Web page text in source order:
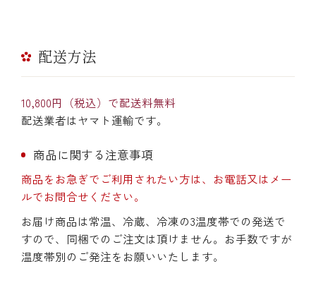
配送方法
10,800円（税込）で配送料無料
配送業者はヤマト運輸です。
商品に関する注意事項
商品をお急ぎでご利用されたい方は、お電話又はメー
ルでお問合せください。
お届け商品は常温、冷蔵、冷凍の3温度帯での発送で
すので、同梱でのご注文は頂けません。お手数ですが
温度帯別のご発注をお願いいたします。